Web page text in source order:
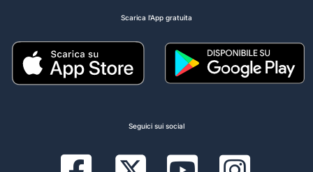
Scarica l'App gratuita
Seguici sui social